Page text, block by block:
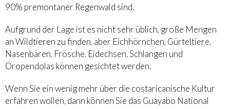
90% premontaner Regenwald sind.
Aufgrund der Lage ist es nicht sehr üblich, große Mengen
an Wildtieren zu finden, aber Eichhörnchen, Gürteltiere,
Nasenbären, Frösche, Eidechsen, Schlangen und
Oropendolas können gesichtet werden.
Wenn Sie ein wenig mehr über die costaricanische Kultur
erfahren wollen, dann können Sie das Guayabo National